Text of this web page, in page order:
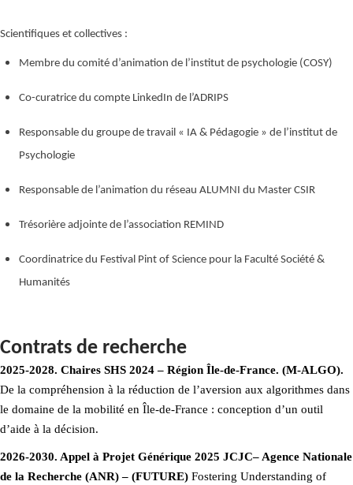
Scientifiques et collectives :
Membre du comité d’animation de l’institut de psychologie (COSY)
Co-curatrice du compte LinkedIn de l’ADRIPS
Responsable du groupe de travail « IA & Pédagogie » de l’institut de
Psychologie
Responsable de l’animation du réseau ALUMNI du Master CSIR
Trésorière adjointe de l’association REMIND
Coordinatrice du Festival Pint of Science pour la Faculté Société &
Humanités
Contrats de recherche
2025-2028. Chaires SHS 2024 – Région Île-de-France. (M-ALGO).
De la compréhension à la réduction de l’aversion aux algorithmes dans
le domaine de la mobilité en Île-de-France : conception d’un outil
d’aide à la décision.
2026-2030. Appel à Projet Générique 2025 JCJC– Agence Nationale
de la Recherche (ANR) – (FUTURE) Fostering Understanding of